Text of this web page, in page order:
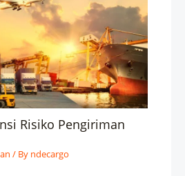
Risiko Pengiriman
/ By ndecargo